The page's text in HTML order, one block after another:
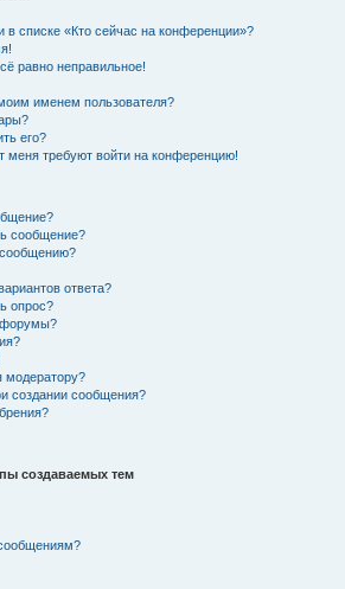
в списке «Кто сейчас на конференции»?
равно неправильное!
именем пользователя?
его?
меня требуют войти на конференцию!
сообщение?
ответа?
опрос?
форумы?
модератору?
создании сообщения?
создаваемых тем